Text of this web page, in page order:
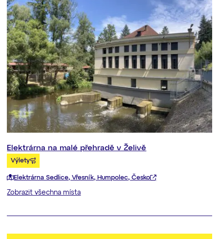
Elektrárna na malé přehradě v Želivě
Výlety
Elektrárna Sedlice, Vřesník, Humpolec, Česko
Zobrazit všechna místa